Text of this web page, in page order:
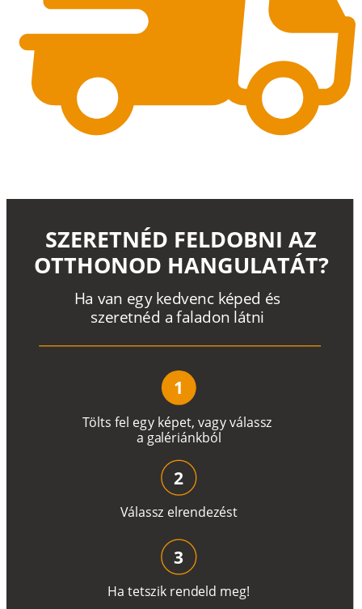
Tölts fel egy képet, vagyválassz
a galériánkból
Ha van egy kedvenc képed és
szeretnéd a faladon látni
SZERETNÉD FELDOBNI AZ
OTTHONOD HANGULATÁT?
1
Válassz elrendezést
2
Ha tetszik rendeld meg!
3